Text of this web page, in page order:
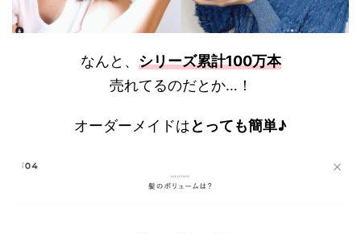
なんと、 シリーズ累計100万本
売れてるのだとか…！
オーダーメイドはとっても簡単♪